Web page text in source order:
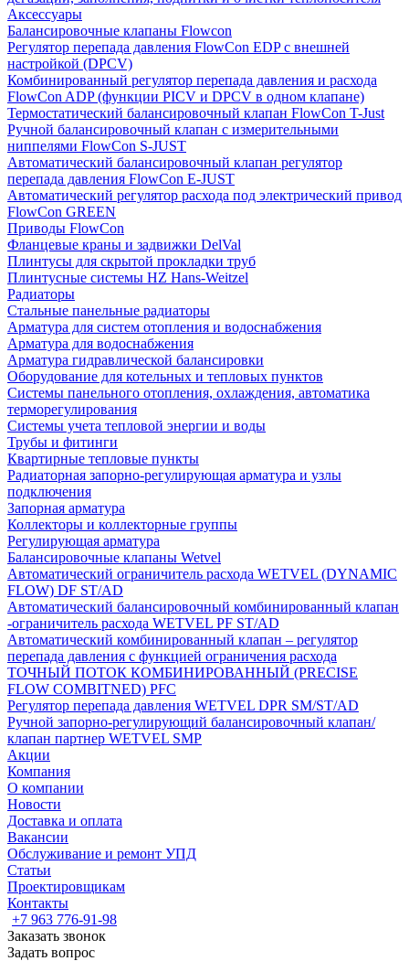
Аксессуары
Балансировочные клапаны Flowcon
Регулятор перепада давления FlowСon EDP с внешней
настройкой (DPCV)
Комбинированный регулятор перепада давления и расхода
FlowСon ADP (функции PICV и DPCV в одном клапане)
Термостатический балансировочный клапан FlowСon T-Just
Ручной балансировочный клапан с измерительными
ниппелями FlowСon S-JUST
Автоматический балансировочный клапан регулятор
перепада давления FlowСon E-JUST
Автоматический регулятор расхода под электрический привод
FlowСon GREEN
Приводы FlowCon
Фланцевые краны и задвижки DelVal
Плинтусы для скрытой прокладки труб
Плинтусные системы HZ Hans-Weitzel
Радиаторы
Стальные панельные радиаторы
Арматура для систем отопления и водоснабжения
Арматура для водоснабжения
Арматура гидравлической балансировки
Оборудование для котельных и тепловых пунктов
Системы панельного отопления, охлаждения, автоматика
терморегулирования
Системы учета тепловой энергии и воды
Трубы и фитинги
Квартирные тепловые пункты
Радиаторная запорно-регулирующая арматура и узлы
подключения
Запорная арматура
Коллекторы и коллекторные группы
Регулирующая арматура
Балансировочные клапаны Wetvel
Автоматический ограничитель расхода WETVEL (DYNAMIC
FLOW) DF ST/AD
Автоматический балансировочный комбинированный клапан
-ограничитель расхода WETVEL PF ST/AD
Автоматический комбинированный клапан – регулятор
перепада давления с функцией ограничения расхода
ТОЧНЫЙ ПОТОК КОМБИНИРОВАННЫЙ (PRECISE
FLOW COMBIТNED) PFC
Регулятор перепада давления WETVEL DPR SM/ST/AD
Ручной запорно-регулирующий балансировочный клапан/
клапан партнер WETVEL SMP
Акции
Компания
О компании
Новости
Доставка и оплата
Вакансии
Обслуживание и ремонт УПД
Статьи
Проектировщикам
Контакты
+7 963 776-91-98
Заказать звонок
Задать вопрос